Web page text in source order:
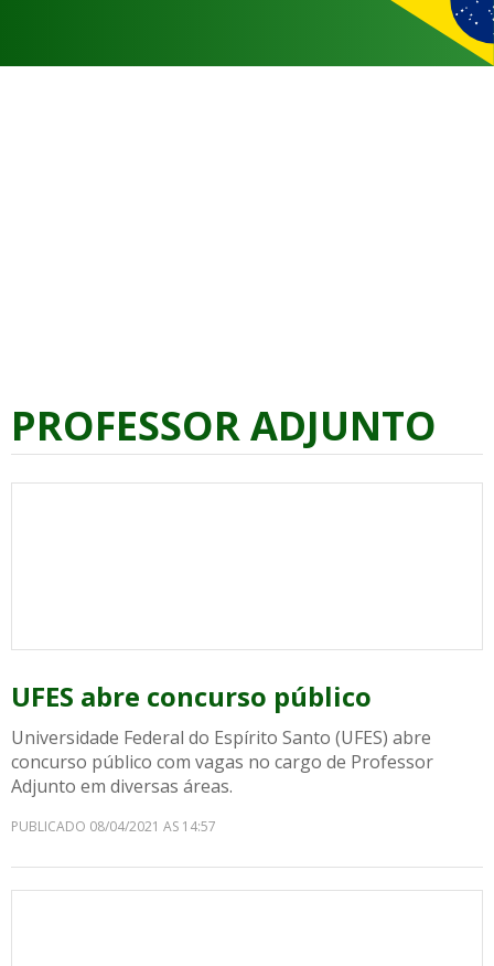
PROFESSOR ADJUNTO
UFES abre concurso público
Universidade Federal do Espírito Santo (UFES) abre
concurso público com vagas no cargo de Professor
Adjunto em diversas áreas.
PUBLICADO 08/04/2021 AS 14:57